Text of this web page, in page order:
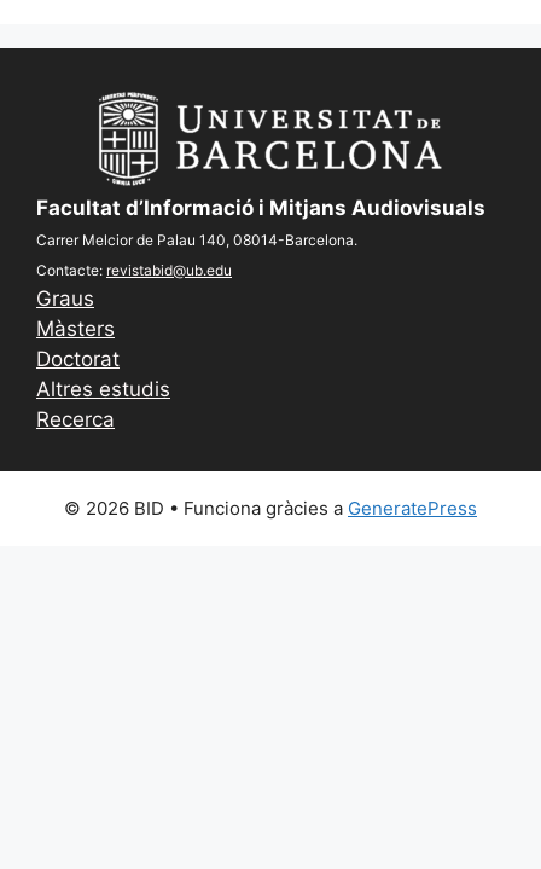
Facultat d’Informació i Mitjans Audiovisuals
Carrer Melcior de Palau 140, 08014-Barcelona.
Contacte: revistabid@ub.edu
Graus
Màsters
Doctorat
Altres estudis
Recerca
© 2026 BID • Funciona gràcies a GeneratePress